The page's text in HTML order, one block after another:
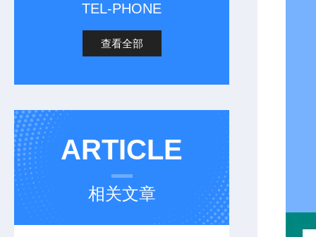
TEL-PHONE
查看全部
ARTICLE
相关文章